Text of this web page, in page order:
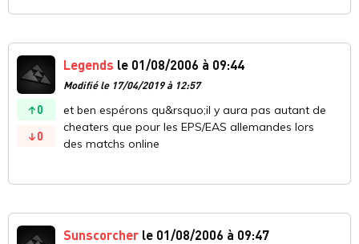
0
0
Legends le 01/08/2006 à 09:44
Modifié le 17/04/2019 à 12:57
et ben espérons qu&rsquo;il y aura pas autant de
cheaters que pour les EPS/EAS allemandes lors
des matchs online
Sunscorcher le 01/08/2006 à 09:47